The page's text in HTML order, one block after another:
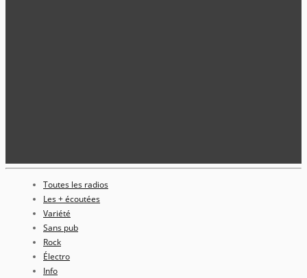
Toutes les radios
Les + écoutées
Variété
Sans pub
Rock
Électro
Info